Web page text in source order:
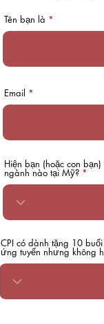
Tên bạn là
Email
Hiện bạn (hoặc con
ngành nào tại Mỹ?
CPI có dành tặng 10
ứng tuyển nhưng không